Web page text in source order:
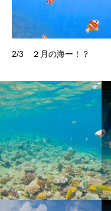
2/3 ２月の海ー！？